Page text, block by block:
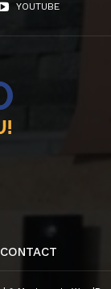
YOUTUBE
CONTACT